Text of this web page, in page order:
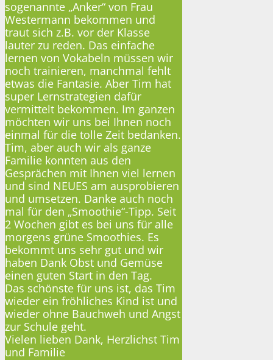
sogenannte „Anker“ von Frau
Westermann bekommen und
traut sich z.B. vor der Klasse
lauter zu reden. Das einfache
lernen von Vokabeln müssen wir
noch trainieren, manchmal fehlt
etwas die Fantasie. Aber Tim hat
super Lernstrategien dafür
vermittelt bekommen. Im ganzen
möchten wir uns bei Ihnen noch
einmal für die tolle Zeit bedanken.
Tim, aber auch wir als ganze
Familie konnten aus den
Gesprächen mit Ihnen viel lernen
und sind NEUES am ausprobieren
und umsetzen. Danke auch noch
mal für den „Smoothie“-Tipp. Seit
2 Wochen gibt es bei uns für alle
morgens grüne Smoothies. Es
bekommt uns sehr gut und wir
haben Dank Obst und Gemüse
einen guten Start in den Tag.
Das schönste für uns ist, das Tim
wieder ein fröhliches Kind ist und
wieder ohne Bauchweh und Angst
zur Schule geht.
Vielen lieben Dank, Herzlichst Tim
und Familie